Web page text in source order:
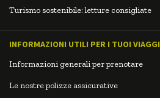
Turismo sostenibile: letture consigliate
INFORMAZIONI UTILI PER I TUOI VIAGGI
Informazioni generali per prenotare
Le nostre polizze assicurative